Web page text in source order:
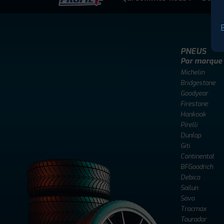
PNEUS
Par marque
Michelin
Bridgestone
Goodyear
Firestone
Hankook
Pirelli
Dunlop
Giti
Continental
BFGoodrich
Debica
Sailun
Sava
Tracmax
Tourador